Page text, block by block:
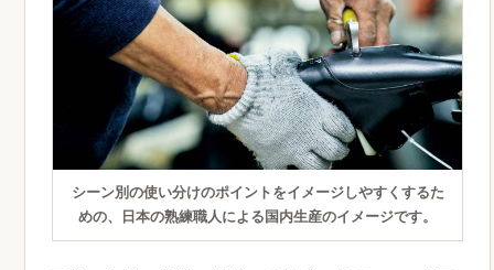
シーン別の使い分けのポイントをイメージしやすくするた
めの、日本の熟練職人による国内生産のイメージです。